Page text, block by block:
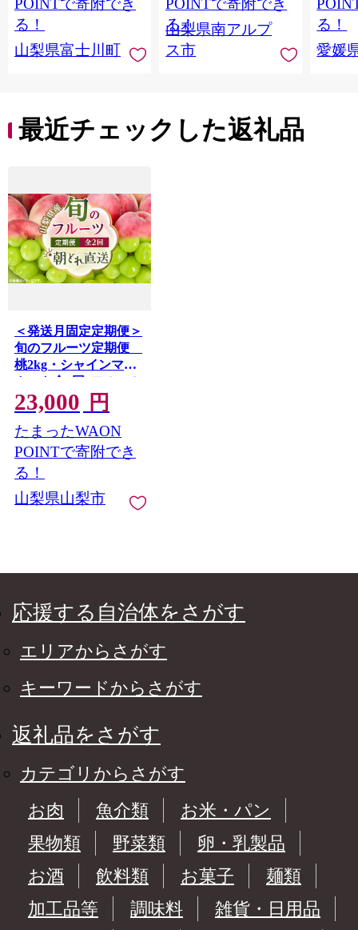
産 果物 くだもの シャ
イン マスカット ぶど
う ブドウ 葡萄 大粒 種
POINTで寄附でき
る！
山梨県富士川町
POINTで寄附でき
る！
山梨県南アルプ
ス市
ツ 高
産地直
レンジ
る！
愛媛
最近チェックした返礼品
＜発送月固定定期便＞
旬のフルーツ定期便
桃2kg・シャインマス
カット全2回_フルーツ
定期便 ぶどう 葡萄 シ
ャインマスカット 巨
峰 桃 モモ もも 果物
フルーツ 山梨県 山梨
市 送料無料 贈答 ギフ
ト【4076701】
23,000 円
たまったWAON
POINTで寄附でき
る！
山梨県山梨市
応援する自治体をさがす
エリアからさがす
キーワードからさがす
返礼品をさがす
カテゴリからさがす
お肉
魚介類
お米・パン
果物類
野菜類
卵・乳製品
お酒
飲料類 お菓子
麺類
加工品等
調味料
雑貨・日用品